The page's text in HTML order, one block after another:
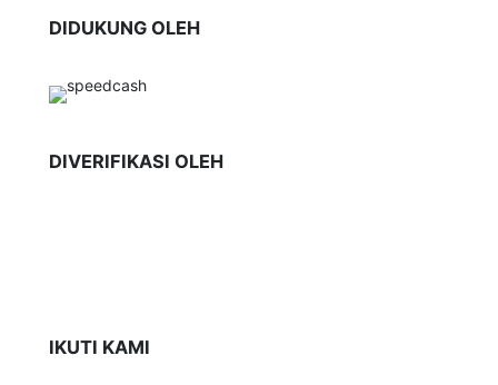
DIDUKUNG OLEH
DIVERIFIKASI OLEH
IKUTI KAMI